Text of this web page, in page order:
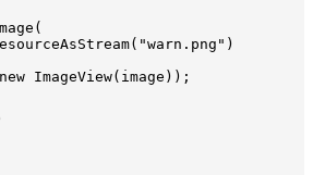
ImageView(image));